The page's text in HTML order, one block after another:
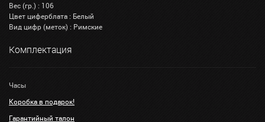
Вес (гр.) : 106
Цвет циферблата : Белый
Вид цифр (меток) : Римские
Комплектация
Часы
Коробка в подарок!
Гарантийный талон